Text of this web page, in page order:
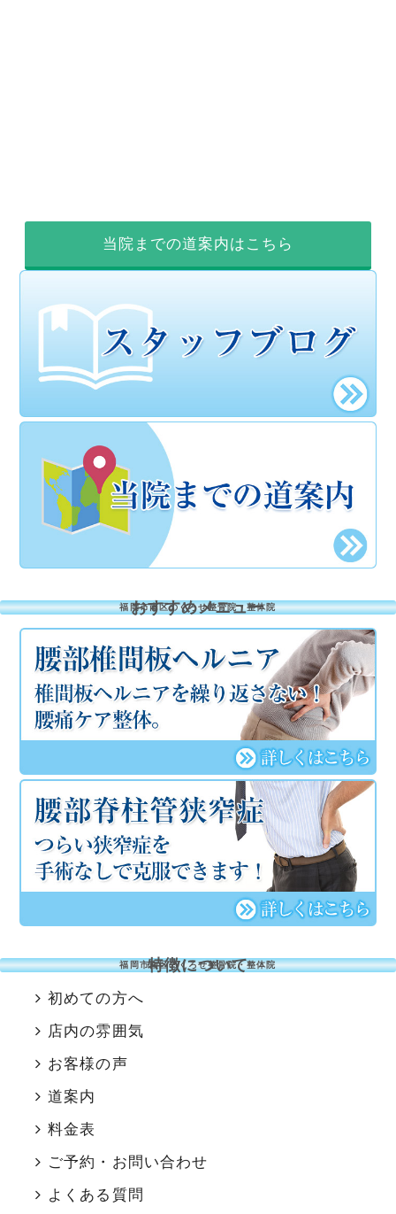
当院までの道案内はこちら
福岡市南区のくろせ整骨院・整体院
おすすめメニュー
福岡市南区のくろせ整骨院・整体院
特徴について
初めての方へ
店内の雰囲気
お客様の声
道案内
料金表
ご予約・お問い合わせ
よくある質問